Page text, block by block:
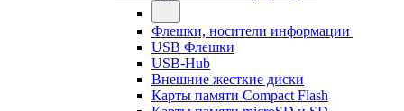
Флешки, носители информации
USB Флешки
USB-Hub
Внешние жесткие диски
Карты памяти Compact Flash